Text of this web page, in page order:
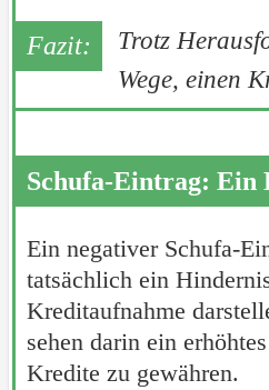
Trotz
Wege, einen
Schufa-Eintrag: Ein
Ein negativer Schufa-
tatsächlich ein
Kreditaufnahme
sehen darin ein
Kredite zu gewähren.